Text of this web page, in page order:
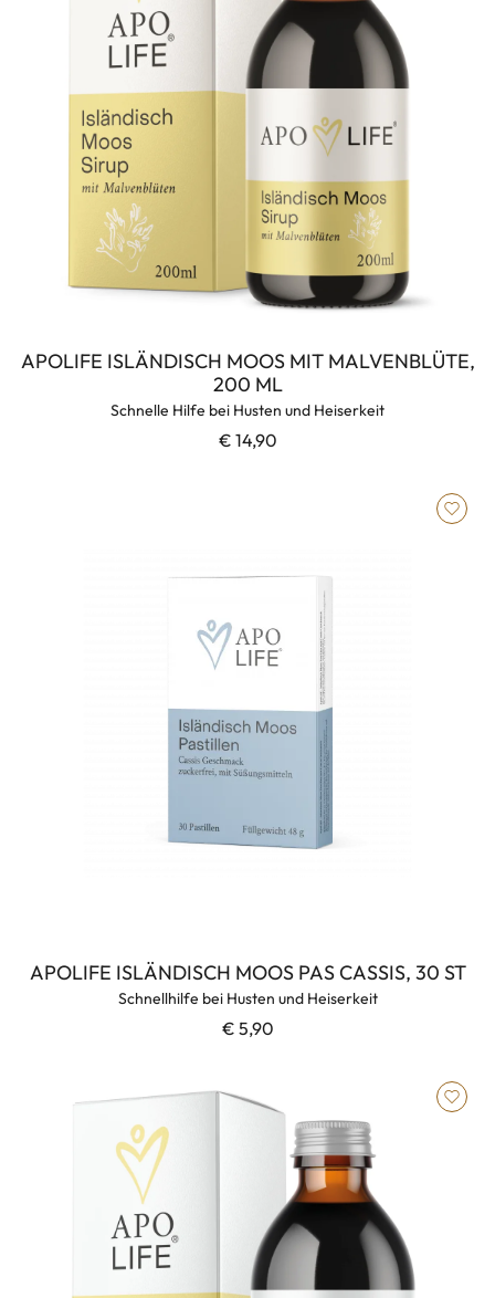
APOLIFE ISLÄNDISCH MOOS MIT MALVENBLÜTE,
200 ML
Schnelle Hilfe bei Husten und Heiserkeit
€ 14,90
APOLIFE ISLÄNDISCH MOOS PAS CASSIS, 30 ST
Schnellhilfe bei Husten und Heiserkeit
€ 5,90